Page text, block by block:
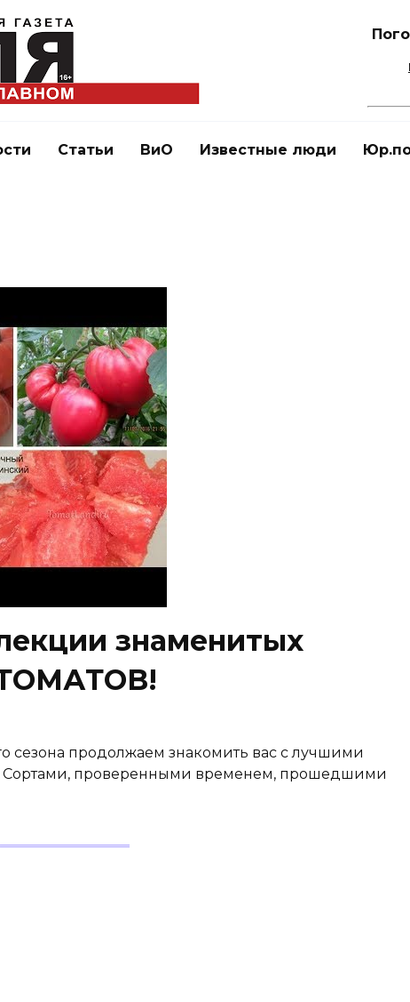
Статьи ВиО Известные люди
знаменитых
сезона продолжаем знакомить вас с лучшими
Сортами, проверенными временем, прошедшими